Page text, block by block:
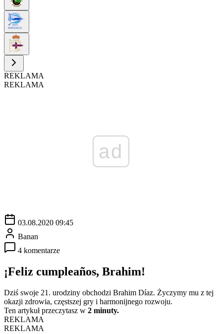
REKLAMA
REKLAMA
ad
03.08.2020 09:45
Banan
4 komentarze
¡Feliz cumpleaños, Brahim!
Dziś swoje 21. urodziny obchodzi Brahim Díaz. Życzymy mu z tej
okazji zdrowia, częstszej gry i harmonijnego rozwoju.
Ten artykuł przeczytasz w 2 minuty.
REKLAMA
REKLAMA